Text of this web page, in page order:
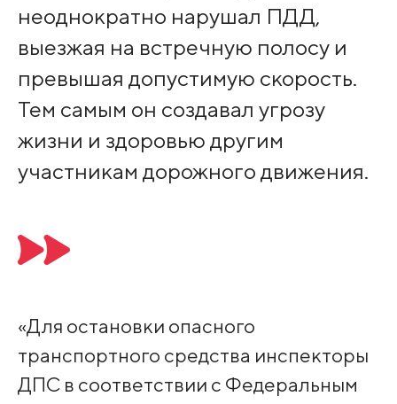
неоднократно нарушал ПДД,
выезжая на встречную полосу и
превышая допустимую скорость.
Тем самым он создавал угрозу
жизни и здоровью другим
участникам дорожного движения.
«Для остановки опасного
транспортного средства инспекторы
ДПС в соответствии с Федеральным